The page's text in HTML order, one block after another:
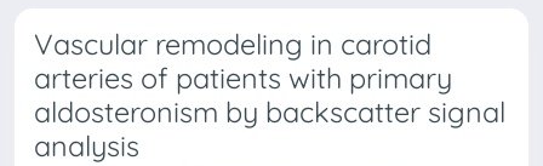
Vascular remodeling in carotid
arteries of patients with primary
aldosteronism by backscatter signal
analysis